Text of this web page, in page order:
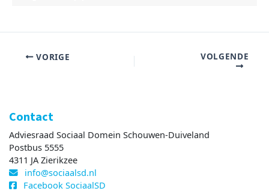
VORIGE VOLGENDE
Contact
Adviesraad Sociaal Domein Schouwen-Duiveland
Postbus 5555
4311 JA Zierikzee
info@sociaalsd.nl
Facebook SociaalSD